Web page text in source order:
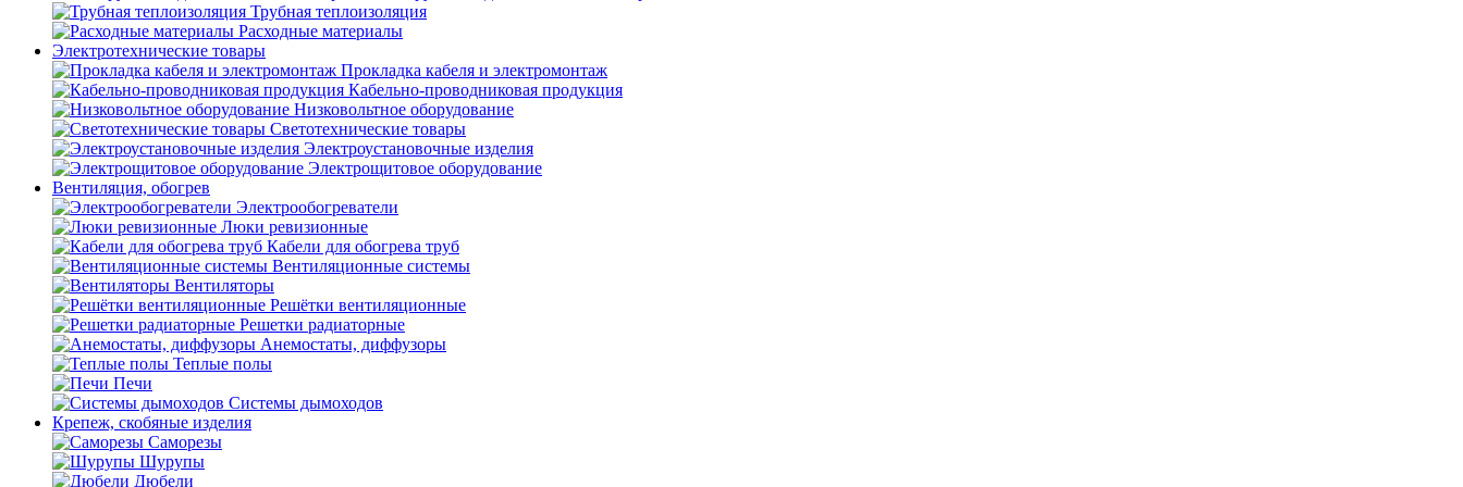
Трубная теплоизоляция
Расходные материалы
Электротехнические товары
Прокладка кабеля и электромонтаж
Кабельно-проводниковая продукция
Низковольтное оборудование
Светотехнические товары
Электроустановочные изделия
Электрощитовое оборудование
Вентиляция, обогрев
Электрообогреватели
Люки ревизионные
Кабели для обогрева труб
Вентиляционные системы
Вентиляторы
Решётки вентиляционные
Решетки радиаторные
Анемостаты, диффузоры
Теплые полы
Печи
Системы дымоходов
Крепеж, скобяные изделия
Саморезы
Шурупы
Дюбели